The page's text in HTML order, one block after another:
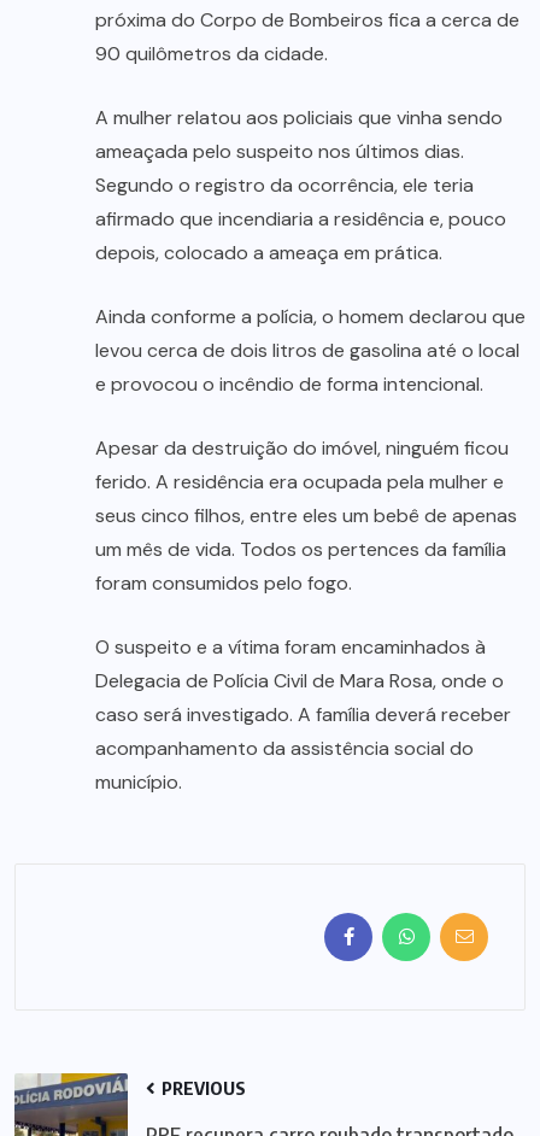
próxima do Corpo de Bombeiros fica a cerca de
90 quilômetros da cidade.
A mulher relatou aos policiais que vinha sendo
ameaçada pelo suspeito nos últimos dias.
Segundo o registro da ocorrência, ele teria
afirmado que incendiaria a residência e, pouco
depois, colocado a ameaça em prática.
Ainda conforme a polícia, o homem declarou que
levou cerca de dois litros de gasolina até o local
e provocou o incêndio de forma intencional.
Apesar da destruição do imóvel, ninguém ficou
ferido. A residência era ocupada pela mulher e
seus cinco filhos, entre eles um bebê de apenas
um mês de vida. Todos os pertences da família
foram consumidos pelo fogo.
O suspeito e a vítima foram encaminhados à
Delegacia de Polícia Civil de Mara Rosa, onde o
caso será investigado. A família deverá receber
acompanhamento da assistência social do
município.
PREVIOUS